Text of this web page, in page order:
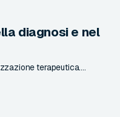
diagnosi e nel
terapeutica....